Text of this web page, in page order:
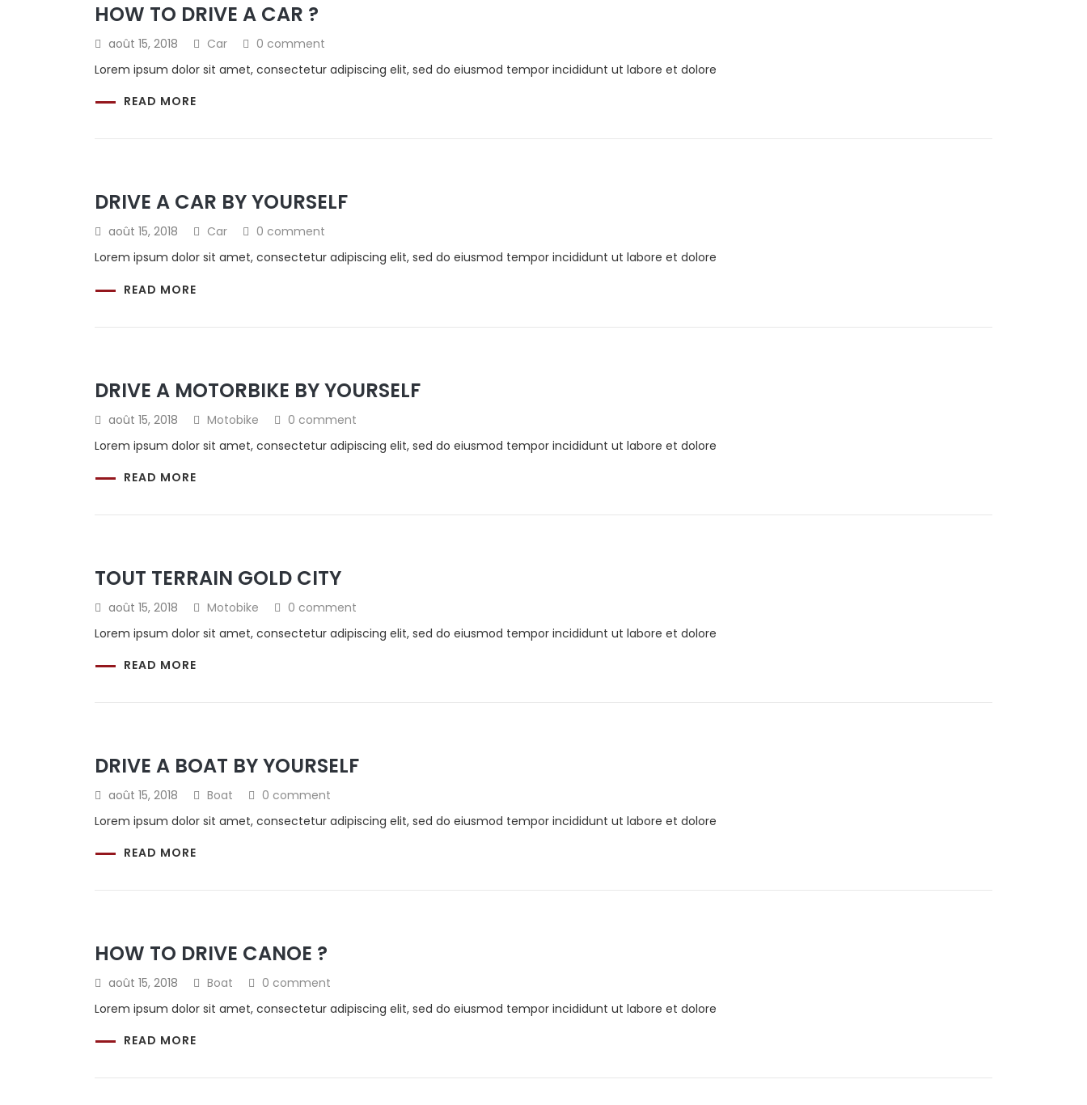
HOW TO DRIVE A CAR ?
août 15, 2018 Car
0 comment
Lorem ipsum dolor sit amet, consectetur adipiscing elit, sed do eiusmod tempor incididunt ut labore et dolore
READ MORE
DRIVE A CAR BY YOURSELF
août 15, 2018 Car
0 comment
Lorem ipsum dolor sit amet, consectetur adipiscing elit, sed do eiusmod tempor incididunt ut labore et dolore
READ MORE
DRIVE A MOTORBIKE BY YOURSELF
août 15, 2018 Motobike
0 comment
Lorem ipsum dolor sit amet, consectetur adipiscing elit, sed do eiusmod tempor incididunt ut labore et dolore
READ MORE
TOUT TERRAIN GOLD CITY
août 15, 2018 Motobike
0 comment
Lorem ipsum dolor sit amet, consectetur adipiscing elit, sed do eiusmod tempor incididunt ut labore et dolore
READ MORE
DRIVE A BOAT BY YOURSELF
août 15, 2018 Boat
0 comment
Lorem ipsum dolor sit amet, consectetur adipiscing elit, sed do eiusmod tempor incididunt ut labore et dolore
READ MORE
HOW TO DRIVE CANOE ?
août 15, 2018 Boat
0 comment
Lorem ipsum dolor sit amet, consectetur adipiscing elit, sed do eiusmod tempor incididunt ut labore et dolore
READ MORE